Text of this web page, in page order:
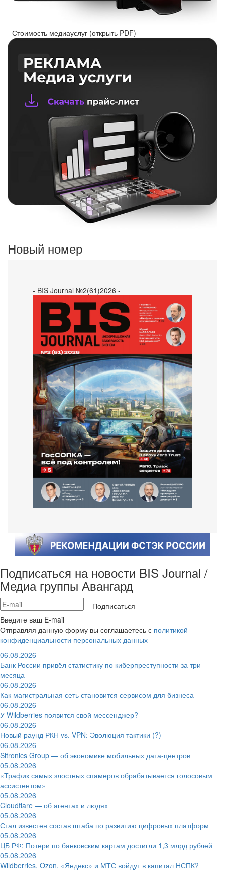
- Стоимость медиауслуг (открыть PDF) -
Новый номер
- BIS Journal №2(61)2026 -
Подписаться на новости BIS Journal /
Медиа группы Авангард
Подписаться
Введите ваш E-mail
Отправляя данную форму вы соглашаетесь с политикой
конфиденциальности персональных данных
06.08.2026
Банк России привёл статистику по киберпреступности за три
месяца
06.08.2026
Как магистральная сеть становится сервисом для бизнеса
06.08.2026
У Wildberries появится свой мессенджер?
06.08.2026
Новый раунд РКН vs. VPN: Эволюция тактики (?)
06.08.2026
Sitronics Group — об экономике мобильных дата-центров
05.08.2026
«Трафик самых злостных спамеров обрабатывается голосовым
ассистентом»
05.08.2026
Cloudflare — об агентах и людях
05.08.2026
Стал известен состав штаба по развитию цифровых платформ
05.08.2026
ЦБ РФ: Потери по банковским картам достигли 1,3 млрд рублей
05.08.2026
Wildberries, Ozon, «Яндекс» и МТС войдут в капитал НСПК?